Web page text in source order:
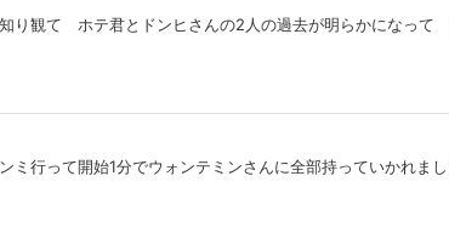
観て ホテ君とドンヒさんの2人の過去が明らかになって
行って開始1分でウォンテミンさんに全部持っていかれま